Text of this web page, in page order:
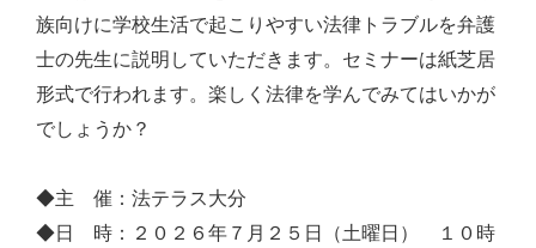
族向けに学校生活で起こりやすい法律トラブルを弁護
士の先生に説明していただきます。セミナーは紙芝居
形式で行われます。楽しく法律を学んでみてはいかが
でしょうか？
◆主 催：法テラス大分
◆日 時：２０２６年７月２５日（土曜日） １０時